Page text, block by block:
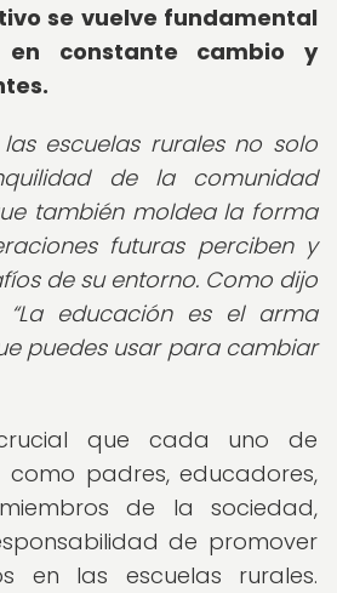
se vuelve fundamental
constante cambio y
escuelas rurales no solo
de la comunidad
también moldea la forma
futuras perciben y
de su entorno. Como dijo
La educación es el arma
puedes usar para cambiar
que cada uno de
como padres, educadores,
de la sociedad,
de promover
en las escuelas rurales.